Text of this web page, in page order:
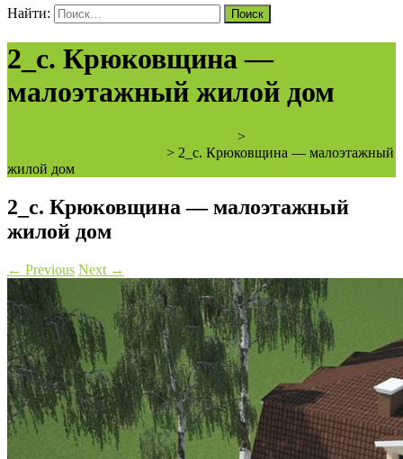
Найти:
2_с. Крюковщина —
малоэтажный жилой дом
>
> 2_с. Крюковщина — малоэтажный
жилой дом
2_с. Крюковщина — малоэтажный
жилой дом
← Previous Next →